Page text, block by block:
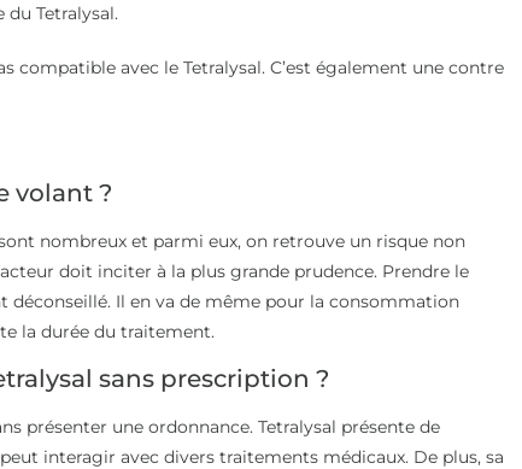
Tetralysal.
compatible avec le Tetralysal. C’est également une contre
volant ?
nombreux et parmi eux, on retrouve un risque non
doit inciter à la plus grande prudence. Prendre le
Il en va de même pour la consommation
la durée du traitement.
sans prescription ?
présenter une ordonnance. Tetralysal présente de
interagir avec divers traitements médicaux. De plus, sa